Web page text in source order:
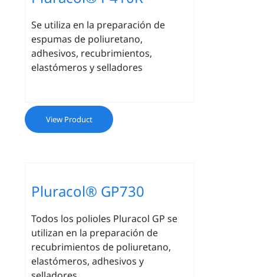
Se utiliza en la preparación de
espumas de poliuretano,
adhesivos, recubrimientos,
elastómeros y selladores
View Product
Pluracol® GP730
Todos los polioles Pluracol GP se
utilizan en la preparación de
recubrimientos de poliuretano,
elastómeros, adhesivos y